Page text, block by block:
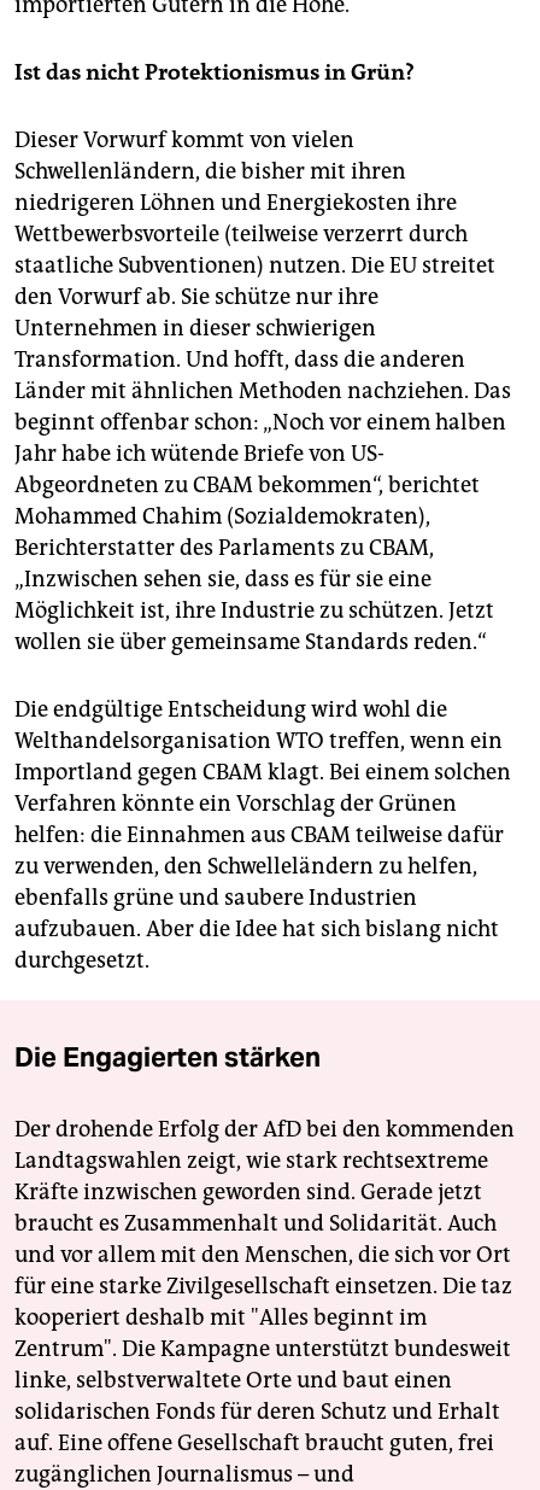
Ist das nicht Protektionismus in Grün?
Dieser Vorwurf kommt von vielen
Schwellenländern, die bisher mit ihren
niedrigeren Löhnen und Energiekosten ihre
Wettbewerbsvorteile (teilweise verzerrt durch
staatliche Subventionen) nutzen. Die EU streitet
den Vorwurf ab. Sie schütze nur ihre
Unternehmen in dieser schwierigen
Transformation. Und hofft, dass die anderen
Länder mit ähnlichen Methoden nachziehen. Das
beginnt offenbar schon: „Noch vor einem halben
Jahr habe ich wütende Briefe von US-
Abgeordneten zu CBAM bekommen“, berichtet
Mohammed Chahim (Sozialdemokraten),
Berichterstatter des Parlaments zu CBAM,
„Inzwischen sehen sie, dass es für sie eine
Möglichkeit ist, ihre Industrie zu schützen. Jetzt
wollen sie über gemeinsame Standards reden.“
Die endgültige Entscheidung wird wohl die
Welthandelsorganisation WTO treffen, wenn ein
Importland gegen CBAM klagt. Bei einem solchen
Verfahren könnte ein Vorschlag der Grünen
helfen: die Einnahmen aus CBAM teilweise dafür
zu verwenden, den Schwelleländern zu helfen,
ebenfalls grüne und saubere Industrien
aufzubauen. Aber die Idee hat sich bislang nicht
durchgesetzt.
Die Engagierten stärken
Der drohende Erfolg der AfD bei den kommenden
Landtagswahlen zeigt, wie stark rechtsextreme
Kräfte inzwischen geworden sind. Gerade jetzt
braucht es Zusammenhalt und Solidarität. Auch
und vor allem mit den Menschen, die sich vor Ort
für eine starke Zivilgesellschaft einsetzen. Die taz
kooperiert deshalb mit "Alles beginnt im
Zentrum". Die Kampagne unterstützt bundesweit
linke, selbstverwaltete Orte und baut einen
solidarischen Fonds für deren Schutz und Erhalt
auf. Eine offene Gesellschaft braucht guten, frei
zugänglichen Journalismus – und